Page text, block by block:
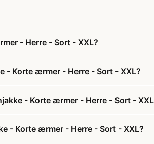
- Herre - Sort - XXL?
- Korte ærmer - Herre - Sort - XXL?
- Korte ærmer - Herre - Sort -
- Korte ærmer - Herre - Sort - XXL?